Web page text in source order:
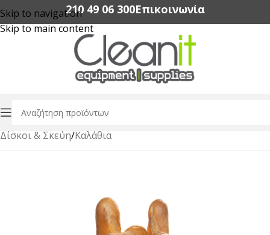
Skip to navigation
Skip to main content
210 49 06 300‬Επικοινωνία
Αρχική σελίδα/Εξοπλισμός Εστίασης
Δίσκοι & Σκεύη/Καλάθια